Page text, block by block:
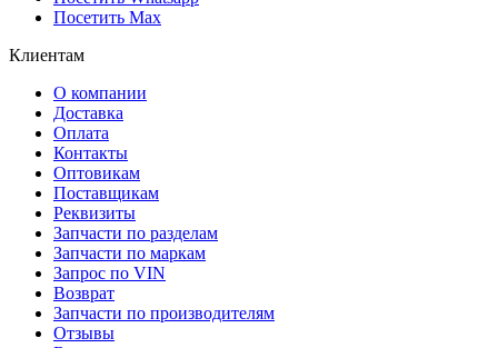
Посетить Max
Клиентам
О компании
Доставка
Оплата
Контакты
Оптовикам
Поставщикам
Реквизиты
Запчасти по разделам
Запчасти по маркам
Запрос по VIN
Возврат
Запчасти по производителям
Отзывы